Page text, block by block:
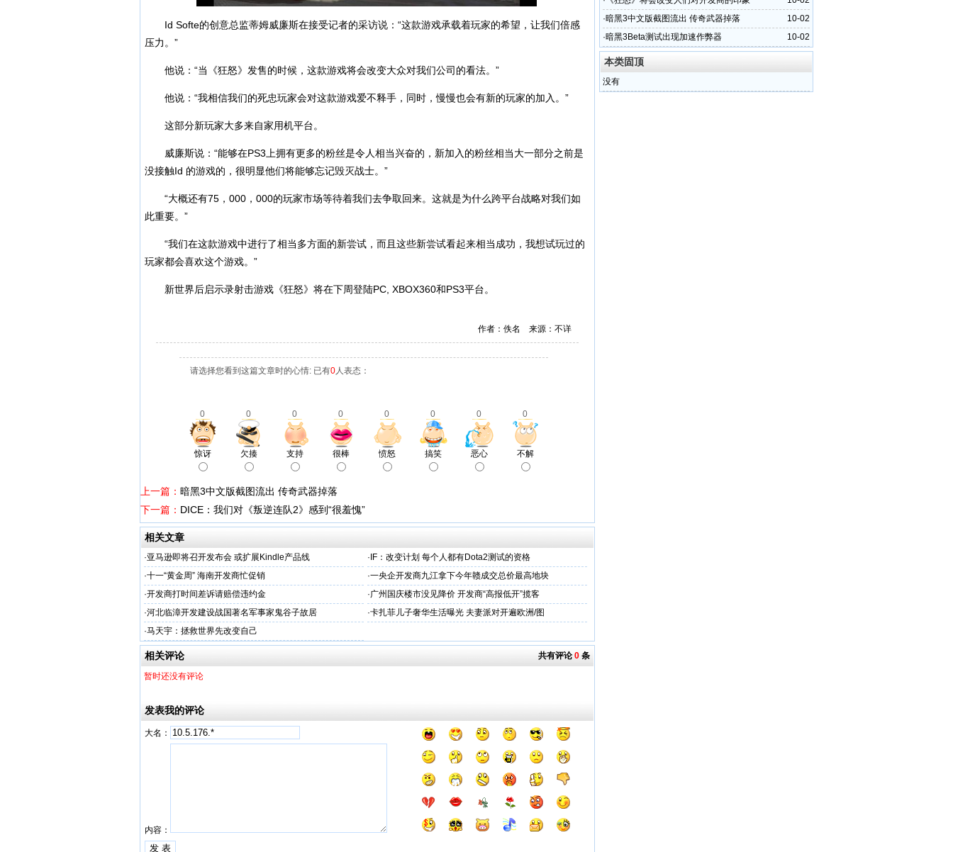
Id Softe的创意总监蒂姆威廉斯在接受记者的采访说：“这款游戏承载着玩家的希望，让我们倍感
压力。”
他说：“当《狂怒》发售的时候，这款游戏将会改变大众对我们公司的看法。”
他说：“我相信我们的死忠玩家会对这款游戏爱不释手，同时，慢慢也会有新的玩家的加入。”
这部分新玩家大多来自家用机平台。
威廉斯说：“能够在PS3上拥有更多的粉丝是令人相当兴奋的，新加入的粉丝相当大一部分之前是
没接触Id 的游戏的，很明显他们将能够忘记毁灭战士。”
“大概还有75，000，000的玩家市场等待着我们去争取回来。这就是为什么跨平台战略对我们如
此重要。”
“我们在这款游戏中进行了相当多方面的新尝试，而且这些新尝试看起来相当成功，我想试玩过的
玩家都会喜欢这个游戏。”
新世界后启示录射击游戏《狂怒》将在下周登陆PC, XBOX360和PS3平台。
作者：佚名 来源：不详
请选择您看到这篇文章时的心情: 已有0人表态：
0 0 0 0 0 0 0 0
惊讶 欠揍 支持 很棒 愤怒 搞笑 恶心 不解
上一篇： 暗黑3中文版截图流出 传奇武器掉落
下一篇： DICE：我们对《叛逆连队2》感到“很羞愧”
相关文章
·亚马逊即将召开发布会 或扩展Kindle产品线 · IF：改变计划 每个人都有Dota2测试的资格
·十一“黄金周” 海南开发商忙促销 ·一央企开发商九江拿下今年赣成交总价最高地块
·开发商打时间差诉请赔偿违约金 ·广州国庆楼市没见降价 开发商“高报低开”揽客
·河北临漳开发建设战国著名军事家鬼谷子故居 ·卡扎菲儿子奢华生活曝光 夫妻派对开遍欧洲/图
·马天宇：拯救世界先改变自己
共有评论0 条
相关评论
暂时还没有评论
发表我的评论
大名：
内容：
10-02
·暗黑3中文版截图流出 传奇武器掉落
10-02
·暗黑3Beta测试出现加速作弊器
本类固顶
没有